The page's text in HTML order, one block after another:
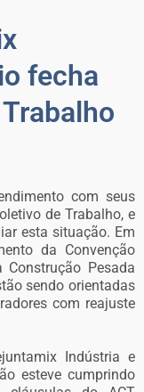
fecha
com seus
de Trabalho, e
esta situação. Em
da Convenção
Pesada
sendo orientadas
com reajuste
Indústria e
esteve cumprindo